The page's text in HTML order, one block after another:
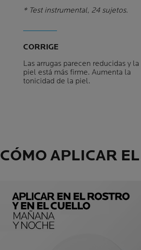
* Test instrumental, 24 sujetos.
CORRIGE
Las arrugas parecen reducidas y la
piel está más firme. Aumenta la
tonicidad de la piel.
CÓMO APLICAR